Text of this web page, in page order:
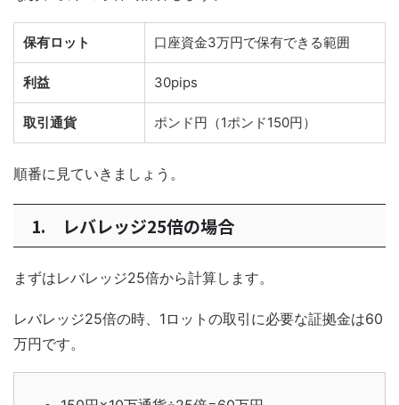
保有ロット 口座資金3万円で保有できる範囲
利益 30pips
取引通貨 ポンド円（1ポンド150円）
順番に見ていきましょう。
1. レバレッジ25倍の場合
まずはレバレッジ25倍から計算します。
レバレッジ25倍の時、1ロットの取引に必要な証拠金は60
万円です。